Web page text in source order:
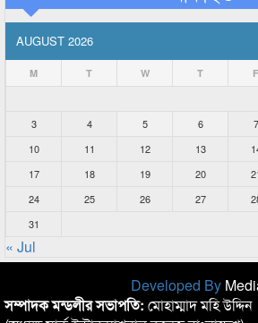
AUGUST 2026
M T W T F
3
4 5 6 7
10
11 12 13
17
18 19 20
24
25 26 27
31
« Jul
Developed By
সম্পাদক মন্ডলীর সভাপতি: মোহাম্মাদ মহি উদ্দিন